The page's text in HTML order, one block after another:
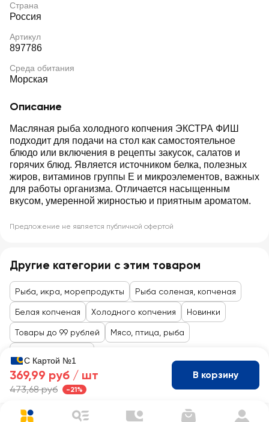
Страна
Россия
Артикул
897786
Среда обитания
Морская
Описание
Масляная рыба холодного копчения ЭКСТРА ФИШ
подходит для подачи на стол как самостоятельное
блюдо или включения в рецепты закусок, салатов и
горячих блюд. Является источником белка, полезных
жиров, витаминов группы E и микроэлементов, важных
для работы организма. Отличается насыщенным
вкусом, умеренной жирностью и приятным ароматом.
Предложение не является публичной офертой
Другие категории с этим товаром
Рыба, икра, морепродукты Рыба соленая, копченая
Белая копченая Холодного копчения Новинки
Товары до 99 рублей Мясо, птица, рыба
С Картой №1
369,99 руб / шт
473,68 руб -21%
В корзину